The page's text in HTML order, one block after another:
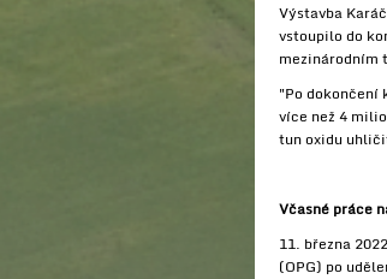
Výstavba
vstoupilo do
mezinárodním
"Po dokončení
více než 4
tun oxidu
Včasné práce
11. března
(OPG) po